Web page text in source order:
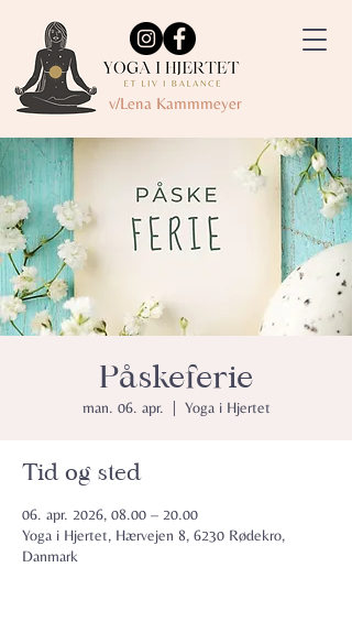
v/Lena Kammmeyer
Påskeferie
man. 06. apr. Yoga i Hjertet
Tid og sted
06. apr. 2026, 08.00 – 20.00
Yoga i Hjertet, Hærvejen 8, 6230 Rødekro,
Danmark